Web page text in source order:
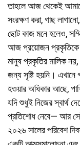
তাহলে আজ থেকেই
সংরক্ষণ করা, গাছ
ছোট কাজ মনে হলেও,
আজ প্রয়োজন প্রকৃতিকে
মানুষ প্রকৃতির মালিক
জন্য সৃষ্টি হয়নি। এখানে
হওয়ার অধিকার আছে,
যদি শুধুই নিজের স্বার্থ
প্রতিশোধ নেবে— আর
২০২৬ সালের পরিবেশ